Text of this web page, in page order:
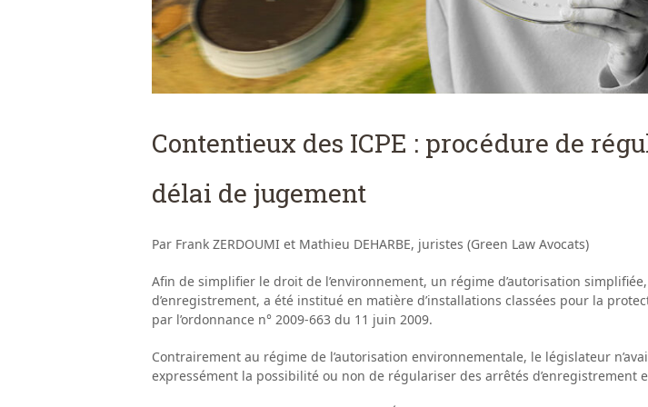
Contentieux des ICPE : procédure de
délai de jugement
Par Frank ZERDOUMI et Mathieu DEHARBE, juristes (Green Law Avocats)
Afin de simplifier le droit de l’environnement, un régime d’autorisation
d’enregistrement, a été institué en matière d’installations classées pour la
par l’ordonnance n° 2009-663 du 11 juin 2009.
Contrairement au régime de l’autorisation environnementale, le législateur
expressément la possibilité ou non de régulariser des arrêtés d’enregistrement